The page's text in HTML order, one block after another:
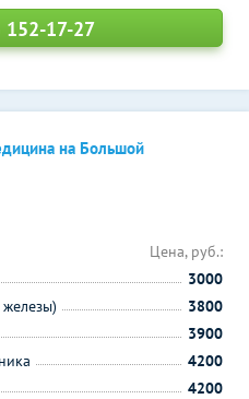
152-17-27
на Большой
Цена, руб.:
3000
3800
3900
4200
4200